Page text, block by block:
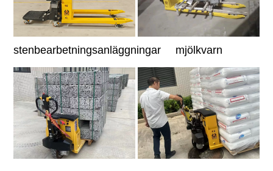
stenbearbetningsanläggningar mjölkvarn